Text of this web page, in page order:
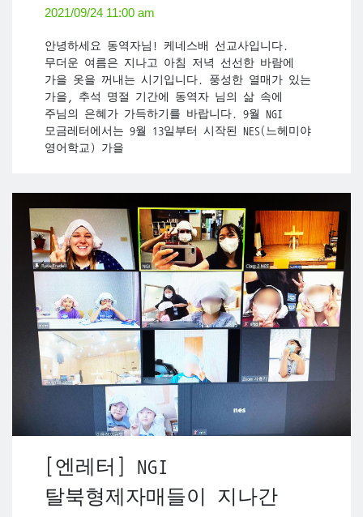
2021/09/24 11:00 am
안녕하세요 동역자님! 케네스배 선교사입니다.
무더운 여름은 지나고 아침 저녁 선선한 바람에
가을 옷을 꺼내는 시기입니다. 풍성한 열매가 있는
가을, 추석 명절 기간에 동역자 님의 삶 속에
주님의 은혜가 가득하기를 바랍니다. 9월 NGI
모금레터에서는 9월 13일부터 시작된 NES(느헤미야
영어학교) 가을
[엔레터] NGI
탈북형제자매들이 지나간